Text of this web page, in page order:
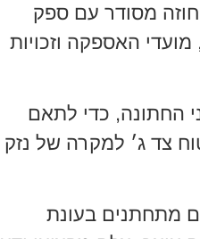
מסודר עם ספק
האספקה וזכויות
החתונה, כדי לתאם
צד ג׳ למקרה של נזק
מתחתנים בעונת